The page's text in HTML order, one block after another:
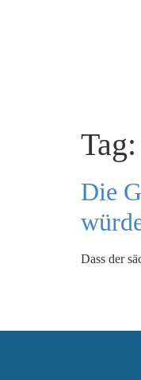
Tag:
Die
Dass der